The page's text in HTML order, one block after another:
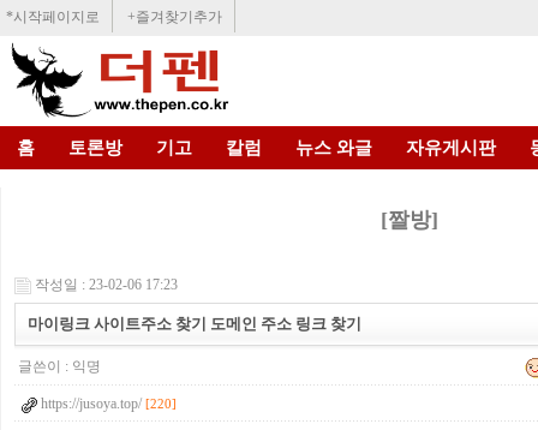
*시작페이지로 +즐겨찾기추가
홈 토론방 기고 칼럼 뉴스 와글 자유게시판
[짤방]
작성일 : 23-02-06 17:23
마이링크 사이트주소 찾기 도메인 주소 링크 찾기
글쓴이 : 익명
https://jusoya.top/ [220]